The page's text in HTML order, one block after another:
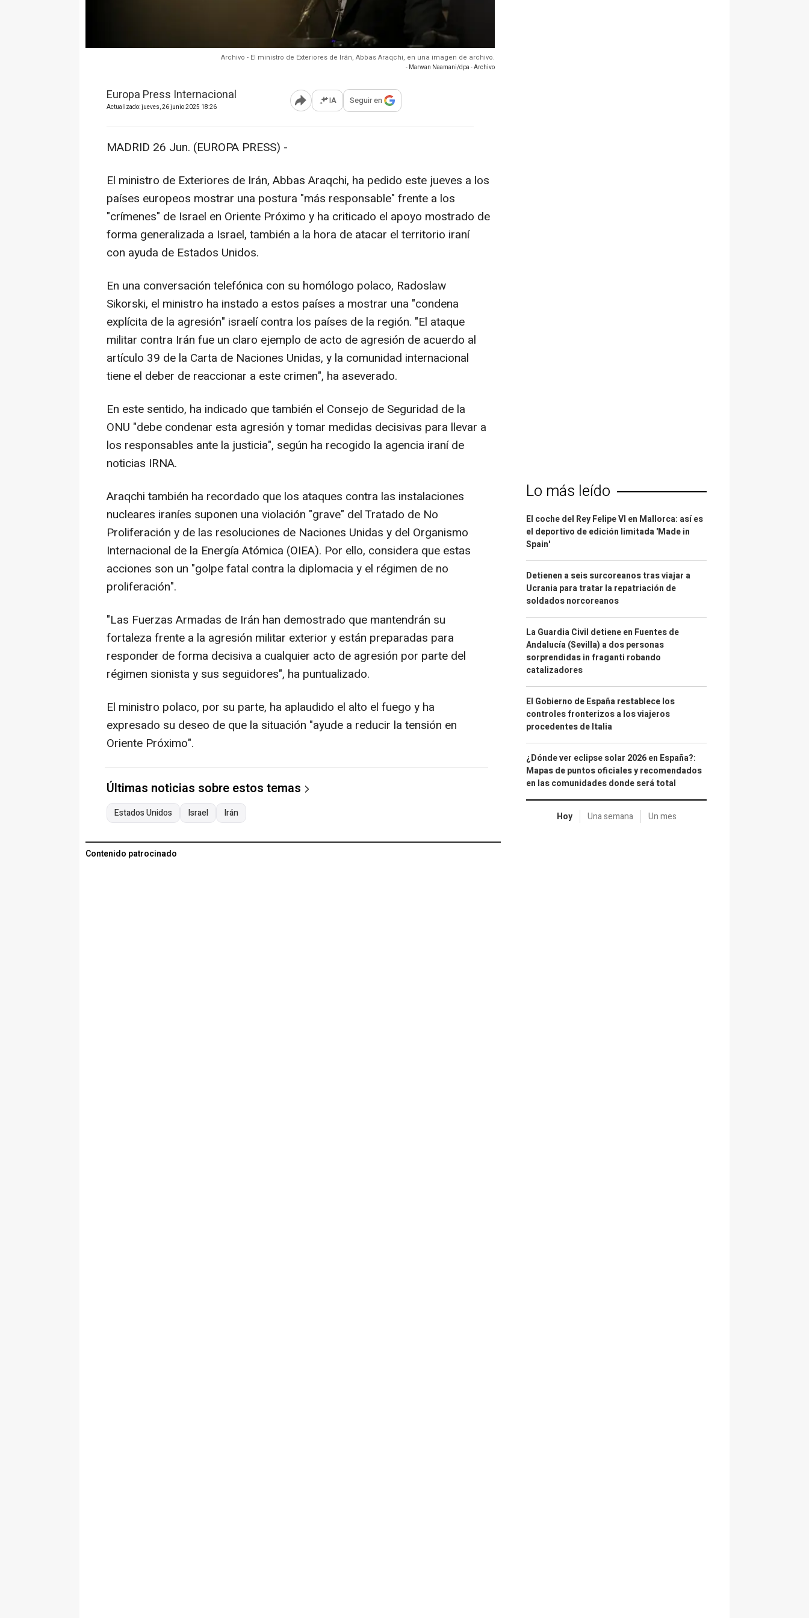
Archivo - El ministro de Exteriores de Irán, Abbas Araqchi, en una imagen de archivo.
- Marwan Naamani/dpa - Archivo
Europa Press Internacional
Actualizado: jueves, 26 junio 2025 18:26 Abrir opciones para compartir
IA Seguir en
MADRID 26 Jun. (EUROPA PRESS) -
El ministro de Exteriores de Irán, Abbas Araqchi, ha pedido este jueves a los
países europeos mostrar una postura "más responsable" frente a los
"crímenes" de Israel en Oriente Próximo y ha criticado el apoyo mostrado de
forma generalizada a Israel, también a la hora de atacar el territorio iraní
con ayuda de Estados Unidos.
En una conversación telefónica con su homólogo polaco, Radoslaw
Sikorski, el ministro ha instado a estos países a mostrar una "condena
explícita de la agresión" israelí contra los países de la región. "El ataque
militar contra Irán fue un claro ejemplo de acto de agresión de acuerdo al
artículo 39 de la Carta de Naciones Unidas, y la comunidad internacional
tiene el deber de reaccionar a este crimen", ha aseverado.
En este sentido, ha indicado que también el Consejo de Seguridad de la
ONU "debe condenar esta agresión y tomar medidas decisivas para llevar a
los responsables ante la justicia", según ha recogido la agencia iraní de
noticias IRNA.
Araqchi también ha recordado que los ataques contra las instalaciones
nucleares iraníes suponen una violación "grave" del Tratado de No
Proliferación y de las resoluciones de Naciones Unidas y del Organismo
Internacional de la Energía Atómica (OIEA). Por ello, considera que estas
acciones son un "golpe fatal contra la diplomacia y el régimen de no
proliferación".
"Las Fuerzas Armadas de Irán han demostrado que mantendrán su
fortaleza frente a la agresión militar exterior y están preparadas para
responder de forma decisiva a cualquier acto de agresión por parte del
régimen sionista y sus seguidores", ha puntualizado.
El ministro polaco, por su parte, ha aplaudido el alto el fuego y ha
expresado su deseo de que la situación "ayude a reducir la tensión en
Oriente Próximo".
Últimas noticias sobre estos temas
Estados Unidos Israel Irán
Contenido patrocinado
Lo más leído
El coche del Rey Felipe VI en Mallorca: así es
el deportivo de edición limitada 'Made in
Spain'
Detienen a seis surcoreanos tras viajar a
Ucrania para tratar la repatriación de
soldados norcoreanos
La Guardia Civil detiene en Fuentes de
Andalucía (Sevilla) a dos personas
sorprendidas in fraganti robando
catalizadores
El Gobierno de España restablece los
controles fronterizos a los viajeros
procedentes de Italia
¿Dónde ver eclipse solar 2026 en España?:
Mapas de puntos oficiales y recomendados
en las comunidades donde será total
Hoy Una semana Un mes